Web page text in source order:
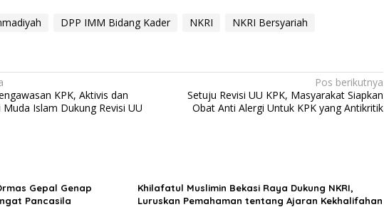
DPP IMM Bidang Kader NKRI
NKRI Bersyariah
KPK, Aktivis dan
Islam Dukung Revisi UU
Pos berikutnya
Setuju Revisi UU KPK, Masyarakat Siapkan
Obat Anti Alergi Untuk KPK yang Antikritik
Gepal Genap
Pancasila
Khilafatul Muslimin Bekasi Raya Dukung NKRI,
Luruskan Pemahaman tentang Ajaran Kekhalifahan